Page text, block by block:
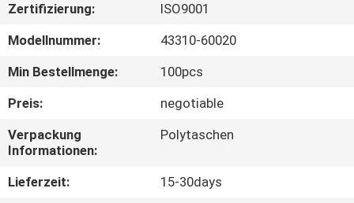
ÜBER
UNS
WERKSBESICHTIGUNG
QUALITÄTSKONTROLLE
Zertifizierung:
ISO9001
Modellnummer:
43310-60020
Min Bestellmenge:
100pcs
Preis:
negotiable
Verpackung
Informationen:
Polytaschen
Lieferzeit:
15-30days